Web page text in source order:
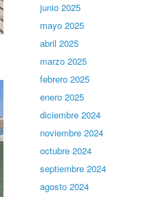
junio 2025
mayo 2025
abril 2025
marzo 2025
febrero 2025
enero 2025
diciembre 2024
noviembre 2024
octubre 2024
septiembre 2024
agosto 2024